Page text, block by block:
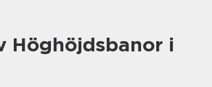
Höghöjdsbanor i